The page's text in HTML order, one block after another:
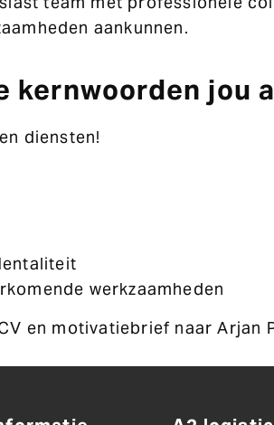
aankunnen.
kernwoorden jou
diensten!
werkzaamheden
en motivatiebrief naar Arjan